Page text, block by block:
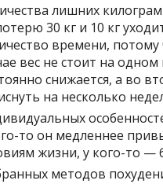
лишних
30 кг и 10 кг
времени,
вес не стоит на одном
снижается, а во
на несколько
то он медленнее
жизни, у кого-то —
методов